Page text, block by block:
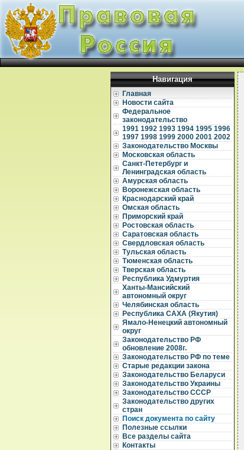
Навигация
Главная
Новости сайта
Федеральное
законодательство
1991 1992 1993 1994 1995 1996
1997 1998 1999 2000 2001 2002
Законодательство Москвы
Московская область
Санкт-Петербург и
Ленинградская область
Амурская область
Воронежская область
Краснодарский край
Омская область
Приморский край
Ростовская область
Саратовская область
Свердловская область
Тульская область
Тюменская область
Тверская область
Республика Удмуртия
Ханты-Мансийский
автономный округ
Челябинская область
Республика САХА (Якутия)
Ямало-Ненецкий автономный
округ
Законодательство РФ
обновление 2008г.
Законодательство РФ по теме
Старые редакции закона
Законодательство Беларуси
Законодательство Украины
Законодательство СССР
Законодательство других
стран
Поиск документа по сайту
Полезные ссылки
Все разделы сайта
Контакты